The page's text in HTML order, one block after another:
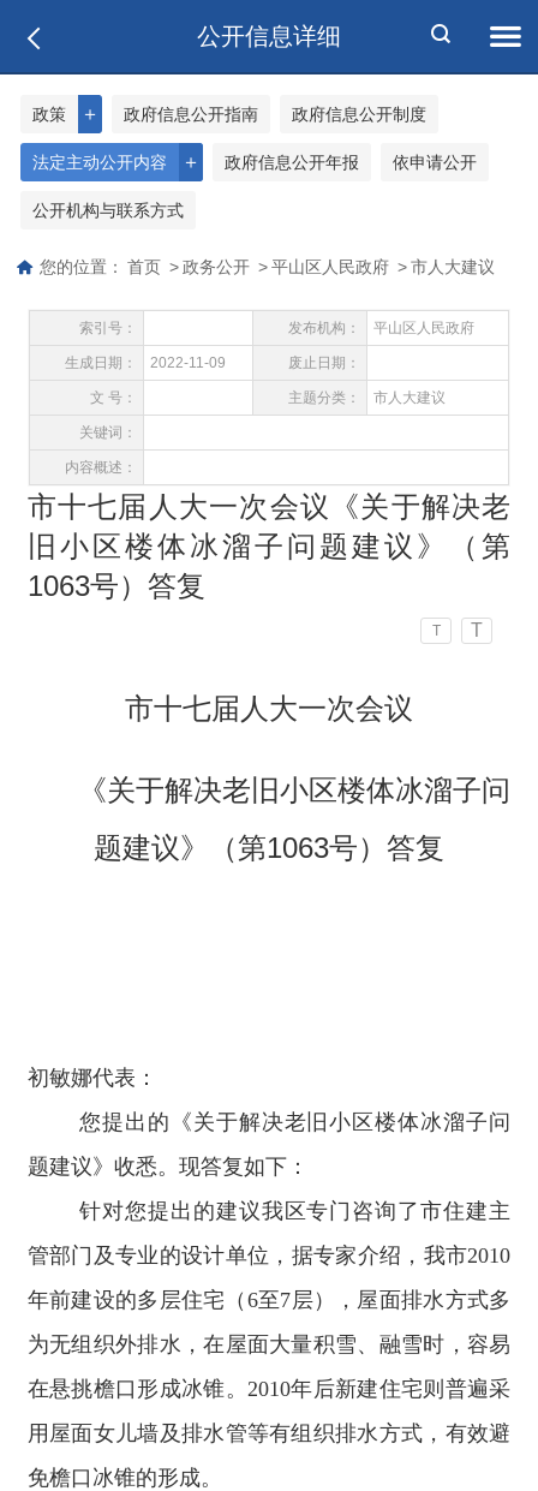
公开信息详细
＋
政策 政府信息公开指南 政府信息公开制度
＋
法定主动公开内容 政府信息公开年报 依申请公开
公开机构与联系方式
您的位置： 首页 > 政务公开 > 平山区人民政府 > 市人大建议
索引号： 发布机构： 平山区人民政府
生成日期： 2022-11-09 废止日期：
文 号： 主题分类： 市人大建议
关键词：
内容概述：
市十七届人大一次会议《关于解决老
旧小区楼体冰溜子问题建议》（第
1063号）答复
T T
市十七届人大一次会议
《关于解决老旧小区楼体冰溜子问
题建议》（第1063号）答复
初敏娜代表：
您提出的《关于解决老旧小区楼体冰溜子问
题建议》收悉。现答复如下：
针对您提出的建议我区专门咨询了市住建主
管部门及专业的设计单位，据专家介绍，我市2010
年前建设的多层住宅（6至7层），屋面排水方式多
为无组织外排水，在屋面大量积雪、融雪时，容易
在悬挑檐口形成冰锥。2010年后新建住宅则普遍采
用屋面女儿墙及排水管等有组织排水方式，有效避
免檐口冰锥的形成。